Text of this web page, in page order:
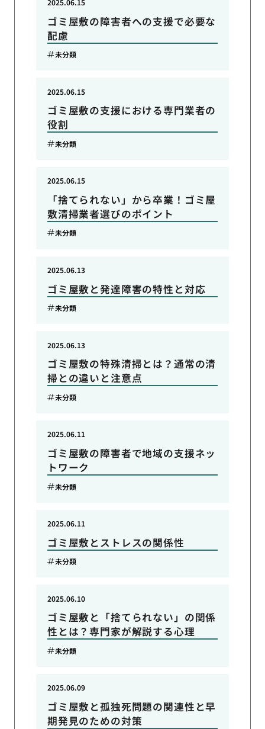
ゴミ屋敷の障害者への支援で必要な
配慮
未分類
ゴミ屋敷の支援における専門業者の
役割
2025.06.15
未分類
「捨てられない」から卒業！ゴミ屋
敷清掃業者選びのポイント
2025.06.15
未分類
ゴミ屋敷と発達障害の特性と対応
2025.06.13
未分類
ゴミ屋敷の特殊清掃とは？通常の清
掃との違いと注意点
2025.06.13
未分類
ゴミ屋敷の障害者で地域の支援ネッ
トワーク
2025.06.11
未分類
ゴミ屋敷とストレスの関係性
2025.06.11
未分類
ゴミ屋敷と「捨てられない」の関係
性とは？専門家が解説する心理
2025.06.10
未分類
ゴミ屋敷と孤独死問題の関連性と早
期発見のための対策
2025.06.09